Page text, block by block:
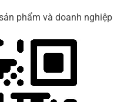
phẩm và doanh nghiệp